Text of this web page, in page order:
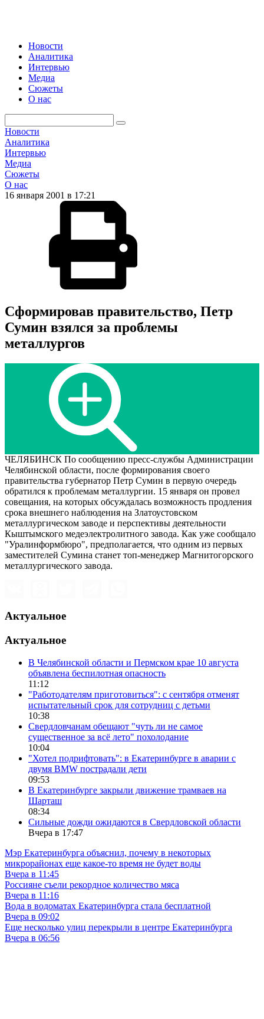
Новости
Аналитика
Интервью
Медиа
Сюжеты
О нас
Новости
Аналитика
Интервью
Медиа
Сюжеты
О нас
16 января 2001 в 17:21
Сформировав правительство, Петр
Сумин взялся за проблемы
металлургов
ЧЕЛЯБИНСК По сообщению пресс-службы Администрации
Челябинской области, после формирования своего
правительства губернатор Петр Сумин в первую очередь
обратился к проблемам металлургии. 15 января он провел
совещания, на которых обсуждалась возможность продления
срока внешнего наблюдения на Златоустовском
металлургическом заводе и перспективы деятельности
Кыштымского медеэлектролитного завода. Как уже сообщало
"Уралинформбюро", предполагается, что одним из первых
заместителей Сумина станет топ-менеджер Магнитогорского
металлургического завода.
Актуальное
Актуальное
В Челябинской области и Пермском крае 10 августа
объявлена беспилотная опасность
11:12
"Работодателям приготовиться": с сентября отменят
испытательный срок для сотрудниц с детьми
10:38
Свердловчанам обещают "чуть ли не самое
существенное за всё лето" похолодание
10:04
"Хотел подрифтовать": в Екатеринбурге в аварии с
двумя BMW пострадали дети
09:53
В Екатеринбурге закрыли движение трамваев на
Шарташ
08:34
Сильные дожди ожидаются в Свердловской области
Вчера в 17:47
Мэр Екатеринбурга объяснил, почему в некоторых
микрорайонах еще какое-то время не будет воды
Вчера в 11:45
Россияне съели рекордное количество мяса
Вчера в 11:16
Вода в водоматах Екатеринбурга стала бесплатной
Вчера в 09:02
Еще несколько улиц перекрыли в центре Екатеринбурга
Вчера в 06:56